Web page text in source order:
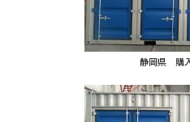
静岡県 購